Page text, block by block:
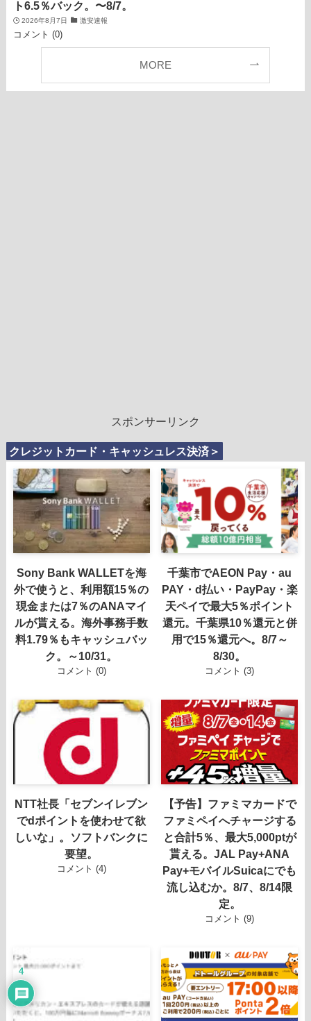
ト6.5％バック。〜8/7。
2026年8月7日 激安速報
コメント (0)
MORE
スポンサーリンク
クレジットカード・キャッシュレス決済＞
Sony Bank WALLETを海
外で使うと、利用額15％の
現金または7％のANAマイ
ルが貰える。海外事務手数
料1.79％もキャッシュバッ
ク。～10/31。
コメント (0)
千葉市でAEON Pay・au
PAY・d払い・PayPay・楽
天ペイで最大5％ポイント
還元。千葉県10％還元と併
用で15％還元へ。8/7～
8/30。
コメント (3)
NTT社長「セブンイレブン
でdポイントを使わせて欲
しいな」。ソフトバンクに
要望。
コメント (4)
【予告】ファミマカードで
ファミペイへチャージする
と合計5％、最大5,000ptが
貰える。JAL Pay+ANA
Pay+モバイルSuicaにでも
流し込むか。8/7、8/14限
定。
コメント (9)
4